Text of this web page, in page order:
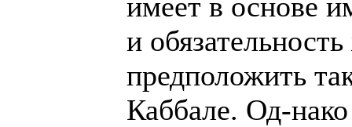
и
предположить
Каббале. Од-нако